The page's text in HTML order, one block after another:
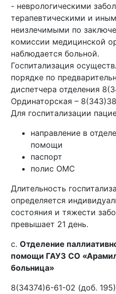
- неврологическими
терапевтическими и
неизлечимыми по
комиссии медицинской
наблюдается больной.
Госпитализация
порядке по
диспетчера отделения
Ординаторская –
Для госпитализации
направление в
помощи
паспорт
полис ОМС
Длительность
определяется
состояния и тяжести
превышает 21 день.
c.Отделение
помощи ГАУЗ СО
больница»
8(34374)6-61-02 (доб.